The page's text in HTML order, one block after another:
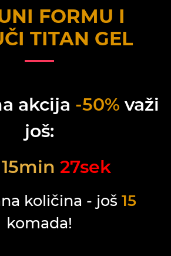
FORMU I
TITAN GEL
akcija -50% važi
još:
15min 27sek
količina - još 15
komada!